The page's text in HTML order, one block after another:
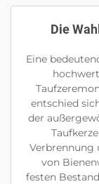
Die
Eine
entschied
der
Verbrennung
von
festen